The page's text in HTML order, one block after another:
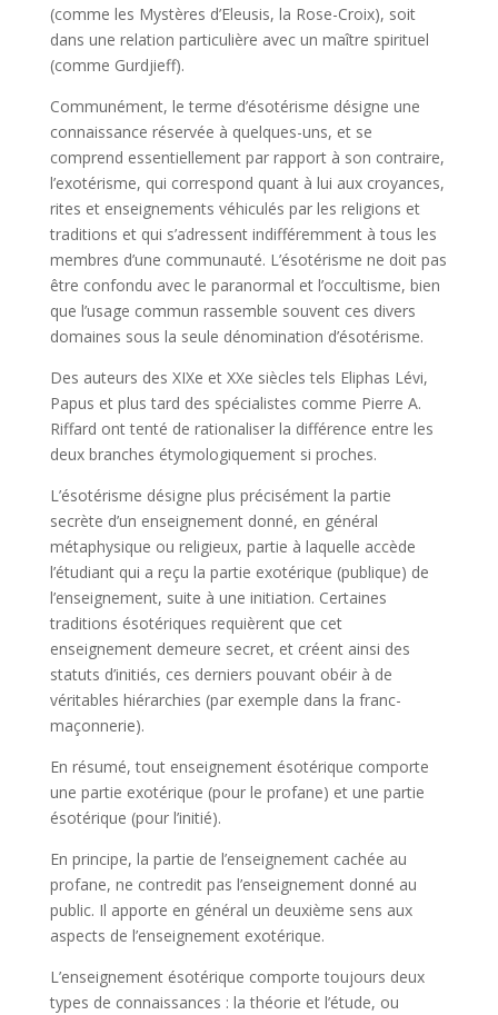
(comme les Mystères d’Eleusis, la Rose-Croix), soit
dans une relation particulière avec un maître spirituel
(comme Gurdjieff).
Communément, le terme d’ésotérisme désigne une
connaissance réservée à quelques-uns, et se
comprend essentiellement par rapport à son contraire,
l’exotérisme, qui correspond quant à lui aux croyances,
rites et enseignements véhiculés par les religions et
traditions et qui s’adressent indifféremment à tous les
membres d’une communauté. L’ésotérisme ne doit pas
être confondu avec le paranormal et l’occultisme, bien
que l’usage commun rassemble souvent ces divers
domaines sous la seule dénomination d’ésotérisme.
Des auteurs des XIXe et XXe siècles tels Eliphas Lévi,
Papus et plus tard des spécialistes comme Pierre A.
Riffard ont tenté de rationaliser la différence entre les
deux branches étymologiquement si proches.
L’ésotérisme désigne plus précisément la partie
secrète d’un enseignement donné, en général
métaphysique ou religieux, partie à laquelle accède
l’étudiant qui a reçu la partie exotérique (publique) de
l’enseignement, suite à une initiation. Certaines
traditions ésotériques requièrent que cet
enseignement demeure secret, et créent ainsi des
statuts d’initiés, ces derniers pouvant obéir à de
véritables hiérarchies (par exemple dans la franc-
maçonnerie).
En résumé, tout enseignement ésotérique comporte
une partie exotérique (pour le profane) et une partie
ésotérique (pour l’initié).
En principe, la partie de l’enseignement cachée au
profane, ne contredit pas l’enseignement donné au
public. Il apporte en général un deuxième sens aux
aspects de l’enseignement exotérique.
L’enseignement ésotérique comporte toujours deux
types de connaissances : la théorie et l’étude, ou